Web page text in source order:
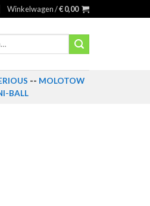
Winkelwagen /€0,00
-- MOLOTOW
BALL